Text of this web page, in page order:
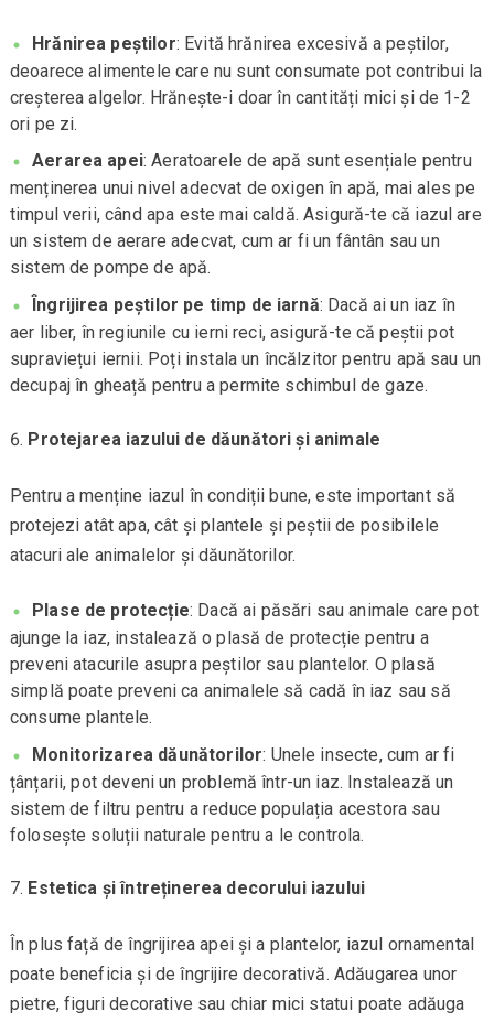
Hrănirea peștilor: Evită hrănirea excesivă a peștilor,
deoarece alimentele care nu sunt consumate pot contribui la
creșterea algelor. Hrănește-i doar în cantități mici și de 1-2
ori pe zi.
Aerarea apei: Aeratoarele de apă sunt esențiale pentru
menținerea unui nivel adecvat de oxigen în apă, mai ales pe
timpul verii, când apa este mai caldă. Asigură-te că iazul are
un sistem de aerare adecvat, cum ar fi un fântân sau un
sistem de pompe de apă.
Îngrijirea peștilor pe timp de iarnă: Dacă ai un iaz în
aer liber, în regiunile cu ierni reci, asigură-te că peștii pot
supraviețui iernii. Poți instala un încălzitor pentru apă sau un
decupaj în gheață pentru a permite schimbul de gaze.
Protejarea iazului de dăunători și animale
Pentru a menține iazul în condiții bune, este important să
protejezi atât apa, cât și plantele și peștii de posibilele
atacuri ale animalelor și dăunătorilor.
Plase de protecție: Dacă ai păsări sau animale care pot
ajunge la iaz, instalează o plasă de protecție pentru a
preveni atacurile asupra peștilor sau plantelor. O plasă
simplă poate preveni ca animalele să cadă în iaz sau să
consume plantele.
Monitorizarea dăunătorilor: Unele insecte, cum ar fi
țânțarii, pot deveni un problemă într-un iaz. Instalează un
sistem de filtru pentru a reduce populația acestora sau
folosește soluții naturale pentru a le controla.
Estetica și întreținerea decorului iazului
În plus față de îngrijirea apei și a plantelor, iazul ornamental
poate beneficia și de îngrijire decorativă. Adăugarea unor
pietre, figuri decorative sau chiar mici statui poate adăuga